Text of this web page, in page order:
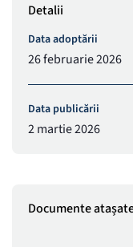
Detalii
Data adoptării
26 februarie 2026
Data publicării
2 martie 2026
Documente